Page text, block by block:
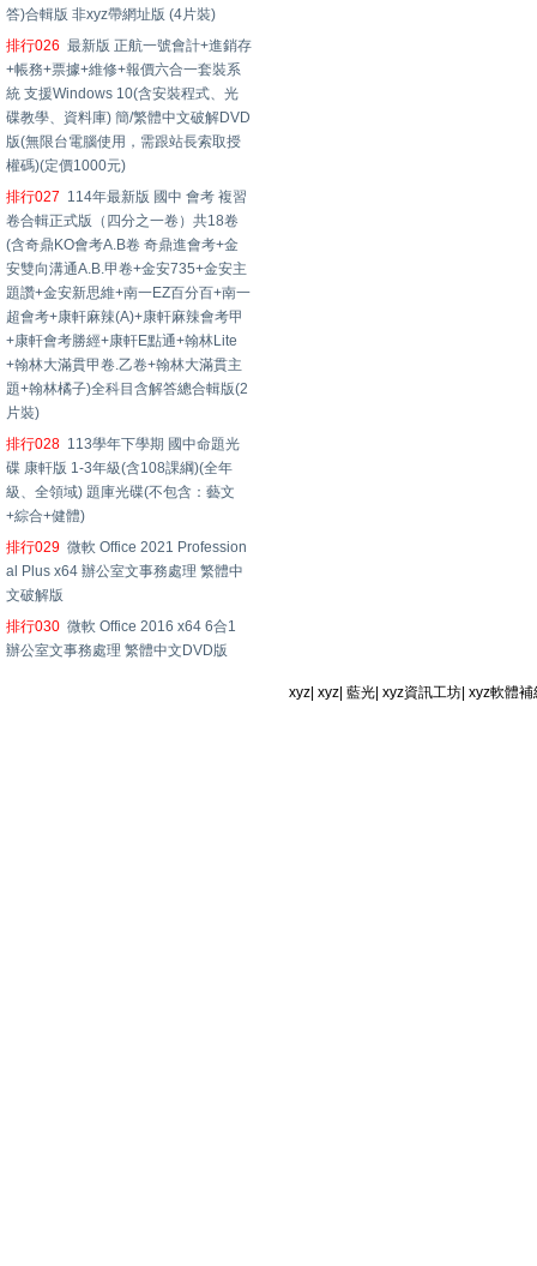
答)合輯版 非xyz帶網址版 (4片裝)
排行026 最新版 正航一號會計+進銷存
+帳務+票據+維修+報價六合一套裝系
統 支援Windows 10(含安裝程式、光
碟教學、資料庫) 簡/繁體中文破解DVD
版(無限台電腦使用，需跟站長索取授
權碼)(定價1000元)
排行027 114年最新版 國中 會考 複習
卷合輯正式版（四分之一卷）共18卷
(含奇鼎KO會考A.B卷 奇鼎進會考+金
安雙向溝通A.B.甲卷+金安735+金安主
題讚+金安新思維+南一EZ百分百+南一
超會考+康軒麻辣(A)+康軒麻辣會考甲
+康軒會考勝經+康軒E點通+翰林Lite
+翰林大滿貫甲卷.乙卷+翰林大滿貫主
題+翰林橘子)全科目含解答總合輯版(2
片裝)
排行028 113學年下學期 國中命題光
碟 康軒版 1-3年級(含108課綱)(全年
級、全領域) 題庫光碟(不包含：藝文
+綜合+健體)
排行029 微軟 Office 2021 Profession
al Plus x64 辦公室文事務處理 繁體中
文破解版
排行030 微軟 Office 2016 x64 6合1
辦公室文事務處理 繁體中文DVD版
xyz |xyz |藍光 |xyz資訊工坊 |xyz軟體補